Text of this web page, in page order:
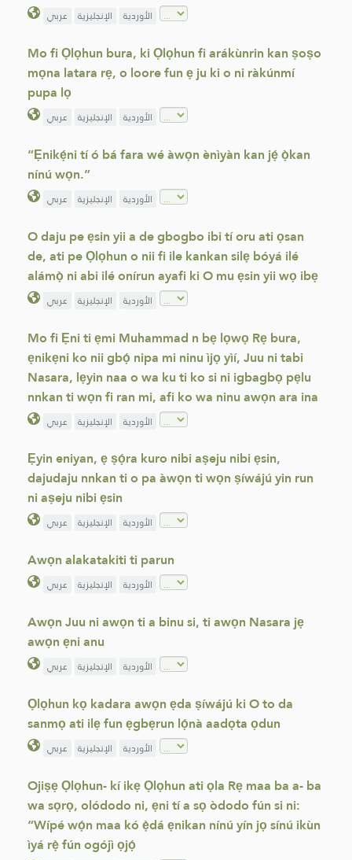
عربي الإنجليزية الأوردية
Mo fi Ọlọhun bura, ki Ọlọhun fi arákùnrin kan ṣoṣo
mọna latara rẹ, o loore fun ẹ ju ki o ni ràkúnmí
pupa lọ
عربي الإنجليزية الأوردية
“Ẹnikẹ́ni tí ó bá fara wé àwọn ènìyàn kan jẹ́ ọ̀kan
nínú wọn.”
عربي الإنجليزية الأوردية
O daju pe ẹsin yii a de gbogbo ibi tí oru ati ọsan
de, ati pe Ọlọhun o nii fi ile kankan silẹ bóyá ilé
alámọ̀ ni abi ilé onírun ayafi ki O mu ẹsin yii wọ ibẹ
عربي الإنجليزية الأوردية
Mo fi Ẹni ti ẹmi Muhammad n bẹ lọwọ Rẹ bura,
ẹnikẹni ko nii gbọ́ nipa mi ninu ìjọ yìí, Juu ni tabi
Nasara, lẹyin naa o wa ku ti ko si ni igbagbọ pẹlu
nnkan ti wọn fi ran mi, afi ko wa ninu awọn ara ina
عربي الإنجليزية الأوردية
Ẹyin eniyan, ẹ ṣọ́ra kuro nibi aṣeju nibi ẹsin,
dajudaju nnkan ti o pa àwọn ti wọn ṣíwájú yin run
ni aṣeju nibi ẹsin
عربي الإنجليزية الأوردية
Awọn alakatakiti ti parun
عربي الإنجليزية الأوردية
Awọn Juu ni awọn ti a binu si, ti awọn Nasara jẹ
awọn ẹni anu
عربي الإنجليزية الأوردية
Ọlọhun kọ kadara awọn ẹda ṣíwájú ki O to da
sanmọ ati ilẹ fun ẹgbẹrun lọ́nà aadọta ọdun
عربي الإنجليزية الأوردية
Ojiṣẹ Ọlọhun- kí ikẹ Ọlọhun ati ọla Rẹ maa ba a- ba
wa sọrọ, olódodo ni, ẹni tí a sọ òdodo fún si ni:
“Wípé wọ́n maa kó ẹ̀dá ẹnikan nínú yín jọ sínú ikùn
ìyá rẹ̀ fún ogójì ọjọ́